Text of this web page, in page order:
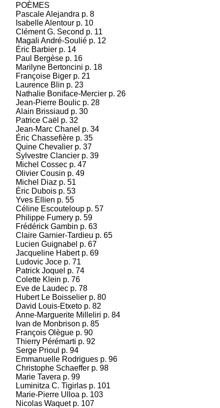
Lépine Laurence : Je porte la merveille
Prix des Trouvères 2016 - Grand Prix de Poésie
de la Ville du Touquet Relisant ce beau et
émouvant recueil de Laurence Lépine, je n'ai
pu m'empêcher de penser à la Merveille du
Mont-Saint-Michel, chef-d'œuvre d'architecture
et de spiritualité.... (suite)
Prix : 10.00 €
POÈMES
Pascale Alejandra p. 8
Isabelle Alentour p. 10
Clément G. Second p. 11
Magali André-Soulié p. 12
Éric Barbier p. 14
Paul Bergèse p. 16
Marilyne Bertoncini p. 18
Françoise Biger p. 21
Laurence Blin p. 23
Nathalie Boniface-Mercier p. 26
Jean-Pierre Boulic p. 28
Alain Brissiaud p. 30
Patrice Caël p. 32
Jean-Marc Chanel p. 34
Éric Chassefière p. 35
Quine Chevalier p. 37
Sylvestre Clancier p. 39
Michel Cossec p. 47
Olivier Cousin p. 49
Michel Diaz p. 51
Éric Dubois p. 53
Yves Ellien p. 55
Céline Escouteloup p. 57
Philippe Fumery p. 59
Frédérick Gambin p. 63
Claire Garnier-Tardieu p. 65
Lucien Guignabel p. 67
Jacqueline Habert p. 69
Ludovic Joce p. 71
Patrick Joquel p. 74
Colette Klein p. 76
Eve de Laudec p. 78
Hubert Le Boisselier p. 80
David Louis-Etxeto p. 82
Anne-Marguerite Milleliri p. 84
Ivan de Monbrison p. 85
François Olègue p. 90
Thierry Pérémarti p. 92
Serge Prioul p. 94
Emmanuelle Rodrigues p. 96
Christophe Schaeffer p. 98
Marie Tavera p. 99
Luminitza C. Tigirlas p. 101
Marie-Pierre Ulloa p. 103
Nicolas Waquet p. 107